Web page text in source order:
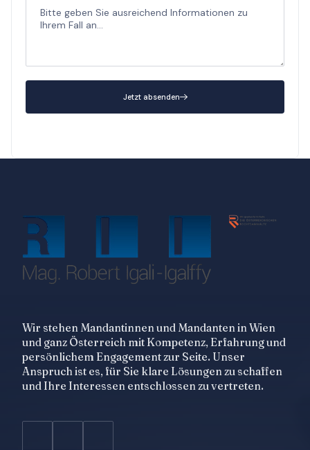
Jetzt absenden
Wir stehen Mandantinnen und Mandanten in Wien
und ganz Österreich mit Kompetenz, Erfahrung und
persönlichem Engagement zur Seite. Unser
Anspruch ist es, für Sie klare Lösungen zu schaffen
und Ihre Interessen entschlossen zu vertreten.